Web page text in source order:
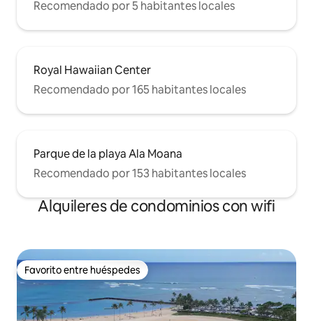
Recomendado por 5 habitantes locales
Royal Hawaiian Center
Recomendado por 165 habitantes locales
Parque de la playa Ala Moana
Recomendado por 153 habitantes locales
Alquileres de condominios con wifi
Favorito entre huéspedes
Favorito entre huéspedes